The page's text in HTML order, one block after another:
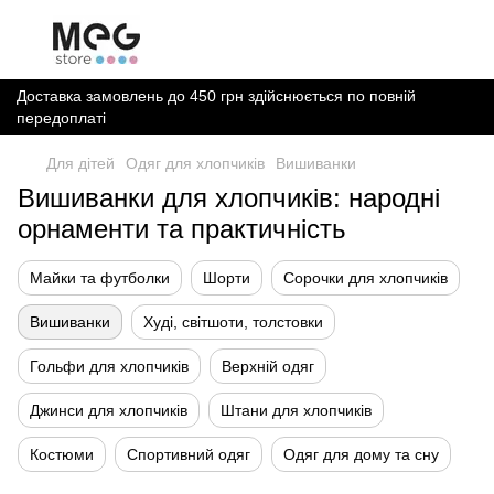
Доставка замовлень до 450 грн здійснюється по повній
передоплаті
Для дітей Одяг для хлопчиків Вишиванки
Вишиванки для хлопчиків: народні
орнаменти та практичність
Майки та футболки Шорти Сорочки для хлопчиків
Вишиванки Худі, світшоти, толстовки
Гольфи для хлопчиків Верхній одяг
Джинси для хлопчиків Штани для хлопчиків
Костюми Спортивний одяг Одяг для дому та сну